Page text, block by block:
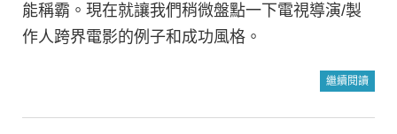
能稱霸。現在就讓我們稍微盤點一下電視導演/製
作人跨界電影的例子和成功風格。
繼續閱讀